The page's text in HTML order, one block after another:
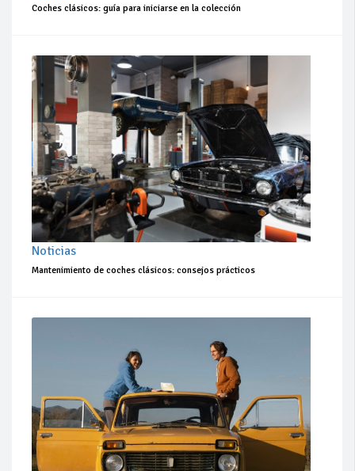
Coches clásicos: guía para iniciarse en la colección
Noticias
Mantenimiento de coches clásicos: consejos prácticos